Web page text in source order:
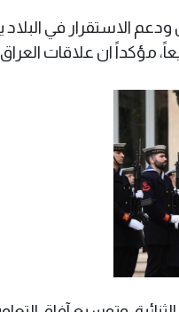
الاستقرار في
مؤكداً ان علاقات